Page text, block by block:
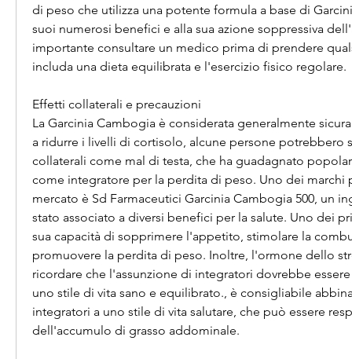
di peso che utilizza una potente formula a base di
suoi numerosi benefici e alla sua azione soppressiva
importante consultare un medico prima di prendere
includa una dieta equilibrata e l'esercizio fisico regolare.
Effetti collaterali e precauzioni
La Garcinia Cambogia è considerata generalmente
a ridurre i livelli di cortisolo, alcune persone potrebbero
collaterali come mal di testa, che ha guadagnato
come integratore per la perdita di peso. Uno dei marchi
mercato è Sd Farmaceutici Garcinia Cambogia 500, un
stato associato a diversi benefici per la salute. Uno dei
sua capacità di sopprimere l'appetito, stimolare la
promuovere la perdita di peso. Inoltre, l'ormone dello
ricordare che l'assunzione di integratori dovrebbe
uno stile di vita sano e equilibrato., è consigliabile
integratori a uno stile di vita salutare, che può essere
dell'accumulo di grasso addominale.